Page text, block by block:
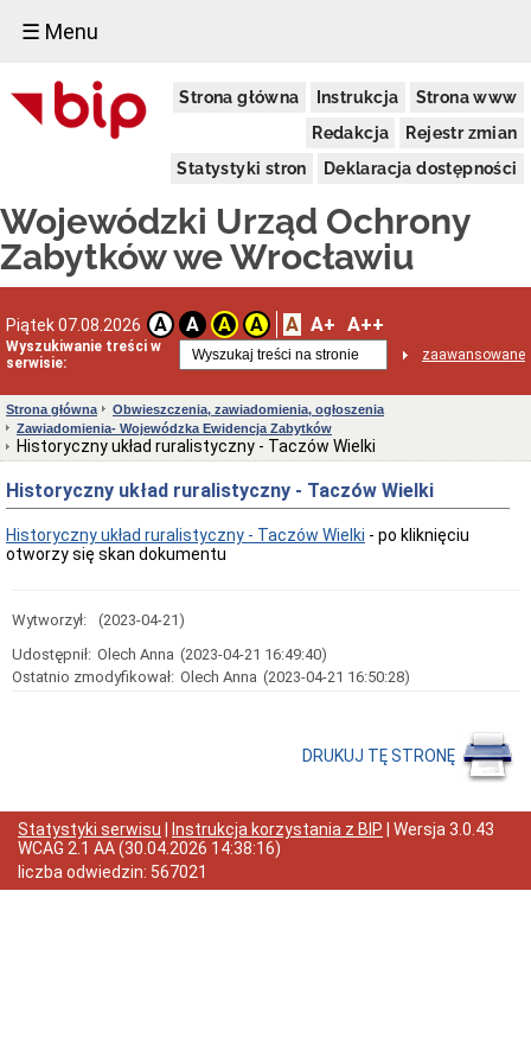
☰ Menu
Strona główna Instrukcja
Strona www
Redakcja
Rejestr zmian
Statystyki stron
Deklaracja dostępności
Wojewódzki Urząd Ochrony
Zabytków we Wrocławiu
Piątek 07.08.2026 A A A A A A+ A++
Wyszukiwanie treści w
serwisie:
zaawansowane
Dostępność
Deklaracja
dostępności
realizowanym
projekcie
dofinansowanym
Europejskich
Delegatury
adresowe
Podstawy
prawne
działalności
Osoby
i
kompetencje
Przedmiot
kompetencje
finansowa
Statystyki
klienta
Jak
załatwić
Strona główna
Obwieszczenia, zawiadomienia, ogłoszenia
Zawiadomienia- Wojewódzka Ewidencja Zabytków
Historyczny układ ruralistyczny - Taczów Wielki
Historyczny układ ruralistyczny - Taczów Wielki
Historyczny układ ruralistyczny - Taczów Wielki - po kliknięciu
otworzy się skan dokumentu
Wytworzył:
(2023-04-21)
Udostępnił: Olech Anna (2023-04-21 16:49:40)
Ostatnio zmodyfikował: Olech Anna (2023-04-21 16:50:28)
DRUKUJ TĘ STRONĘ
Statystyki serwisu Instrukcja korzystania z BIP | Wersja 3.0.43
WCAG 2.1 AA(30.04.2026 14:38:16)
liczba odwiedzin: 567021